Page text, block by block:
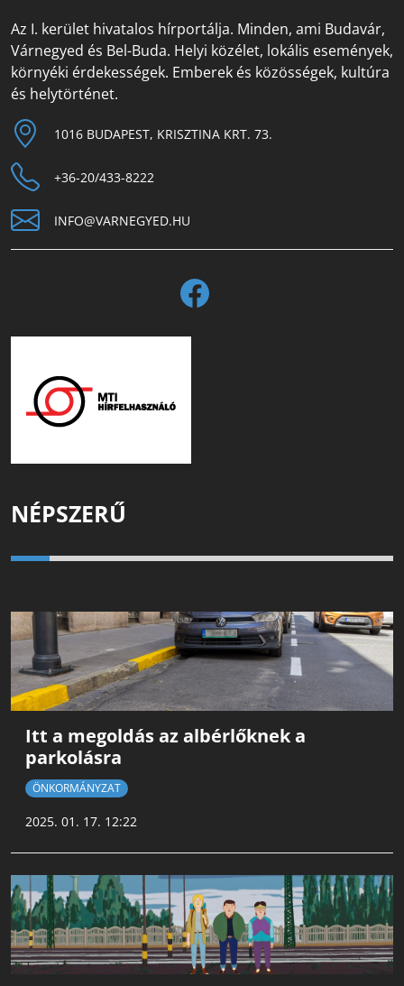
Az I. kerület hivatalos hírportálja. Minden, ami Budavár,
Várnegyed és Bel-Buda. Helyi közélet, lokális események,
környéki érdekességek. Emberek és közösségek, kultúra
és helytörténet.
1016 BUDAPEST, KRISZTINA KRT. 73.
+36-20/433-8222
INFO@VARNEGYED.HU
NÉPSZERŰ
Itt a megoldás az albérlőknek a
parkolásra
ÖNKORMÁNYZAT
2025. 01. 17. 12:22